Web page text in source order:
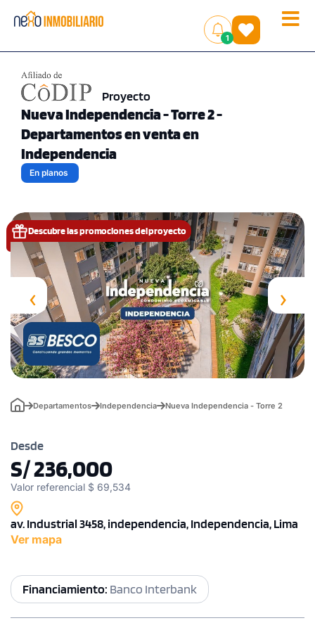
Toggle
1
()
Proyecto
Nueva Independencia - Torre 2 -
Departamentos en venta en
Independencia
En planos
‹ ›
Descubre las promociones del proyecto
Departamentos Independencia Nueva Independencia - Torre 2
Desde
S/ 236,000
Valor referencial $ 69,534
av. Industrial 3458, independencia, Independencia, Lima
Ver mapa
Financiamiento: Banco Interbank